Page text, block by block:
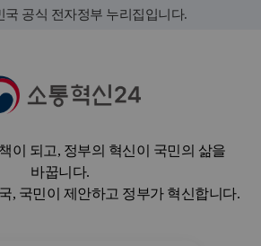
국 공식 전자정부 누리집입니다.
이 되고, 정부의 혁신이 국민의 삶을
바꿉니다.
, 국민이 제안하고 정부가 혁신합니다.